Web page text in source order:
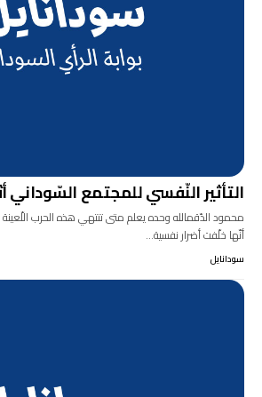
التأثير النّفسي للمجتمع السّوداني
محمود الدّقمالله وحده يعلم متى تنتهي هذه الحرب
أنّها خلّفت أضرار نفسية…
سودانايل